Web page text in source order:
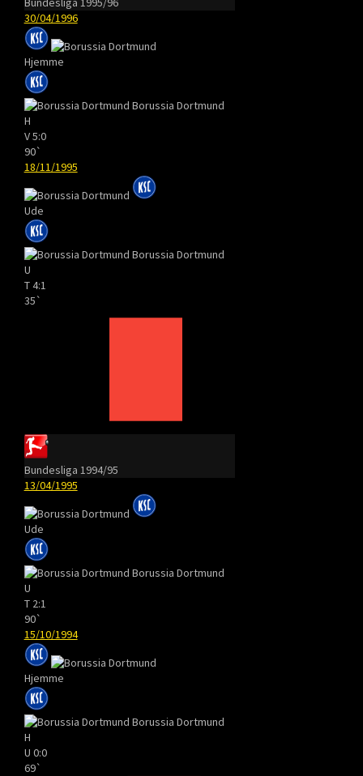
30/04/1996
Hjemme
Borussia Dortmund
H
V5:0
90`
18/11/1995
Ude
Borussia Dortmund
U
T4:1
35`
Bundesliga 1994/95
13/04/1995
Ude
Borussia Dortmund
U
T 2:1
90`
15/10/1994
Hjemme
Borussia Dortmund
H
U 0:0
69`